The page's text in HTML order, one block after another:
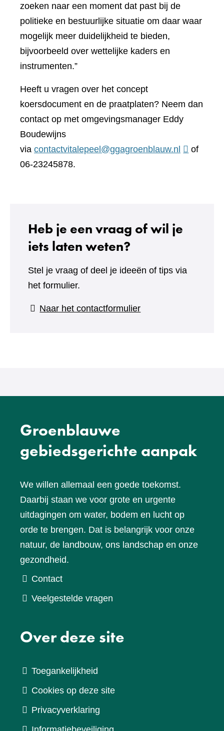
zoeken naar een moment dat past bij de
politieke en bestuurlijke situatie om daar waar
mogelijk meer duidelijkheid te bieden,
bijvoorbeeld over wettelijke kaders en
instrumenten.”
Heeft u vragen over het concept
koersdocument en de praatplaten? Neem dan
contact op met omgevingsmanager Eddy
Boudewijns
via contactvitalepeel@ggagroenblauw.nl
of
06-23245878.
Heb je een vraag of wil je
iets laten weten?
Stel je vraag of deel je ideeën of tips via
het formulier.
Naar het contactformulier(verwijst
Groenblauwe
gebiedsgerichte aanpak
We willen allemaal een goede toekomst.
Daarbij staan we voor grote en urgente
uitdagingen om water, bodem en lucht op
orde te brengen. Dat is belangrijk voor onze
natuur, de landbouw, ons landschap en onze
gezondheid.
Contact
Veelgestelde vragen
Over deze site
Toegankelijkheid
Cookies op deze site
Privacyverklaring